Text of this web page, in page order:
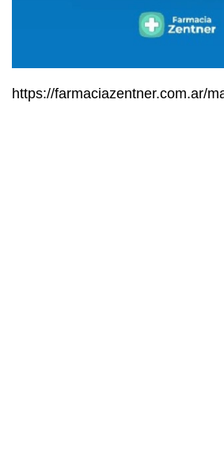
https://farmaciazentner.com.ar/